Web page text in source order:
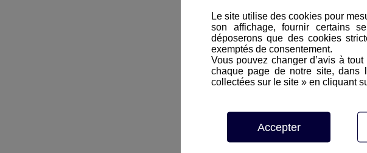
Le site utilise des cookies pour
son affichage, fournir certains
déposerons que des cookies
exemptés de consentement.
Vous pouvez changer d’avis à
chaque page de notre site, dans
collectées sur le site » en cliquant
Accepter